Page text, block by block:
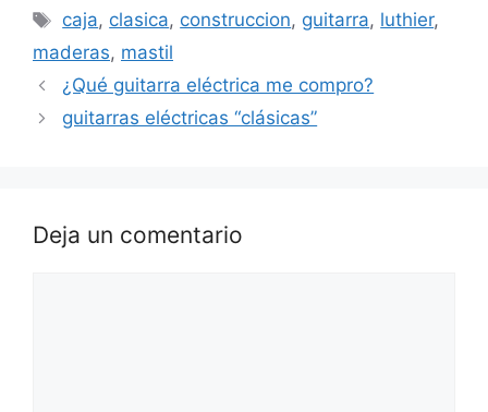
Etiquetas
caja, clasica, construccion, guitarra, luthier,
maderas, mastil
¿Qué guitarra eléctrica me compro?
guitarras eléctricas “clásicas”
Deja un comentario